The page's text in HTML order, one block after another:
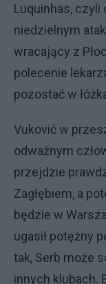
Luquinhas, czyli
niedzielnym
wracający z
polecenie
pozostać w
Vuković w
odważnym
przejdzie
Zagłębiem, a
będzie w
ugasił potężny
tak, Serb może
innych klubach.